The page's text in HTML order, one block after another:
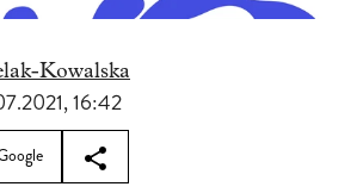
Kowalska
16:42